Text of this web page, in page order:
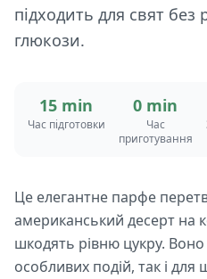
підходить для свят без
глюкози.
15 min
Час підготовки
0 min
Час
приготування
Це елегантне парфе
американський десерт на
шкодять рівню цукру. Воно
особливих подій, так і